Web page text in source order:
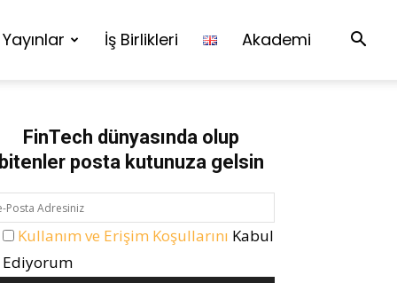
Yayınlar İş Birlikleri Akademi
FinTech dünyasında olup
bitenler posta kutunuza gelsin
Kullanım ve Erişim Koşullarını Kabul
Ediyorum